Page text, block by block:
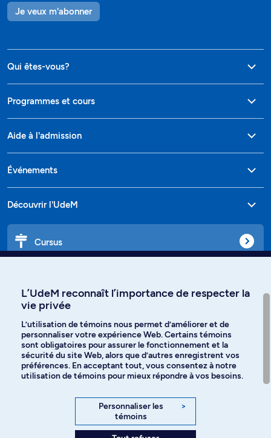
Je veux m'abonner
Qui êtes-vous?
Programmes et cours
Aide à l'admission
Événements
Découvrir l'UdeM
Cursus
Langues
Facebook Instagram
YouTube
L’UdeM reconnaît l’importance de respecter la
vie privée
L’utilisation de témoins nous permet d’améliorer et de
personnaliser votre expérience Web. Certains témoins
sont obligatoires pour assurer le fonctionnement et la
sécurité du site Web, alors que d’autres enregistrent vos
préférences. En acceptant tout, vous consentez à notre
utilisation de témoins pour mieux répondre à vos besoins.
Personnaliser les
témoins
>